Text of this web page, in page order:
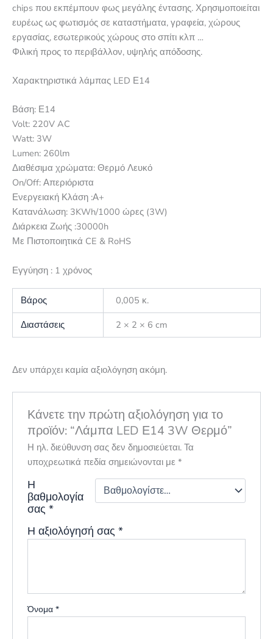
chips που εκπέμπουν φως μεγάλης έντασης. Χρησιμοποιείται
ευρέως ως φωτισμός σε καταστήματα, γραφεία, χώρους
εργασίας, εσωτερικούς χώρους στο σπίτι κλπ …
Φιλική προς το περιβάλλον, υψηλής απόδοσης.
Χαρακτηριστικά λάμπας LED Ε14
Βάση: Ε14
Volt: 220V AC
Watt: 3W
Lumen: 260lm
Διαθέσιμα χρώματα: Θερμό Λευκό
On/Off: Απεριόριστα
Ενεργειακή Κλάση :Α+
Κατανάλωση: 3KWh/1000 ώρες (3W)
Διάρκεια Ζωής :30000h
Με Πιστοποιητικά CE & RoHS
Εγγύηση : 1 χρόνος
Βάρος
0,005 κ.
Διαστάσεις
2 × 2 × 6 cm
Δεν υπάρχει καμία αξιολόγηση ακόμη.
Κάνετε την πρώτη αξιολόγηση για το
προϊόν: “Λάμπα LED Ε14 3W Θερμό”
Η ηλ. διεύθυνση σας δεν δημοσιεύεται. Τα
υποχρεωτικά πεδία σημειώνονται με*
Η
βαθμολογία
σας*
Η αξιολόγησή σας*
Όνομα*